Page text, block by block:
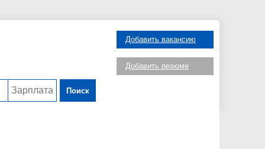
Поиск
Добавить вакансию
Добавить резюме